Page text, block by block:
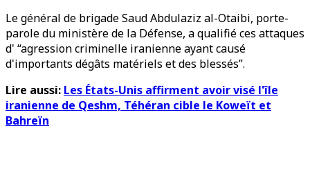
Le général de brigade Saud Abdulaziz al-Otaibi, porte-
parole du ministère de la Défense, a qualifié ces attaques
d' “agression criminelle iranienne ayant causé
d'importants dégâts matériels et des blessés”.
Lire aussi: Les États-Unis affirment avoir visé l'île
iranienne de Qeshm, Téhéran cible le Koweït et
Bahreïn